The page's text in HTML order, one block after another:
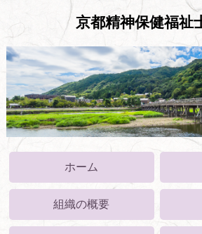
京都精神保健福祉
ホーム
組織の概要